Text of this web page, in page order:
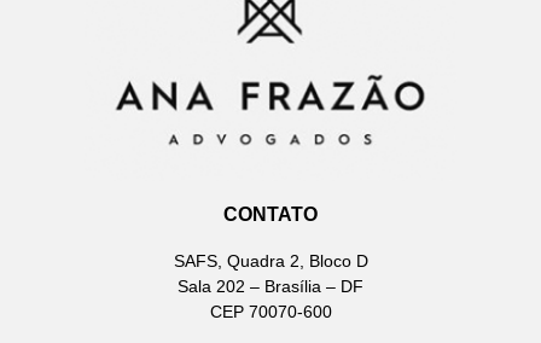
CONTATO
SAFS, Quadra 2, Bloco D
Sala 202 – Brasília – DF
CEP 70070-600